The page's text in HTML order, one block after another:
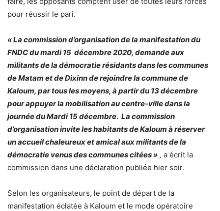
pour réussir le pari.
« La commission d’organisation de la manifestation du
FNDC du mardi 15 décembre 2020, demande aux
militants de la démocratie résidants dans les communes
de Matam et de Dixinn de rejoindre la commune de
Kaloum, par tous les moyens, à partir du 13 décembre
pour appuyer la mobilisation au centre-ville dans la
journée du Mardi 15 décembre. La commission
d’organisation invite les habitants de Kaloum à réserver
un accueil chaleureux et amical aux militants de la
démocratie venus des communes citées » , a écrit la
commission dans une déclaration publiée hier soir.
Selon les organisateurs, le point de départ de la
manifestation éclatée à Kaloum et le mode opératoire